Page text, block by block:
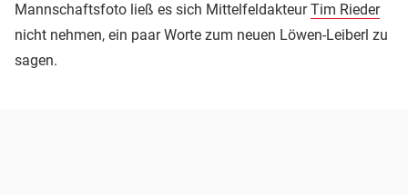
Mannschaftsfoto ließ es sich MittelfeldakteurTim Rieder
nicht nehmen, ein paar Worte zum neuen Löwen-Leiberl zu
sagen.